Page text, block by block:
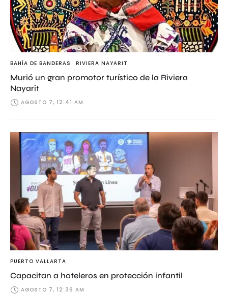
BAHÍA DE BANDERAS RIVIERA NAYARIT
Murió un gran promotor turístico de la Riviera
Nayarit
AGOSTO 7, 12:41 AM
PUERTO VALLARTA
Capacitan a hoteleros en protección infantil
AGOSTO 7, 12:36 AM